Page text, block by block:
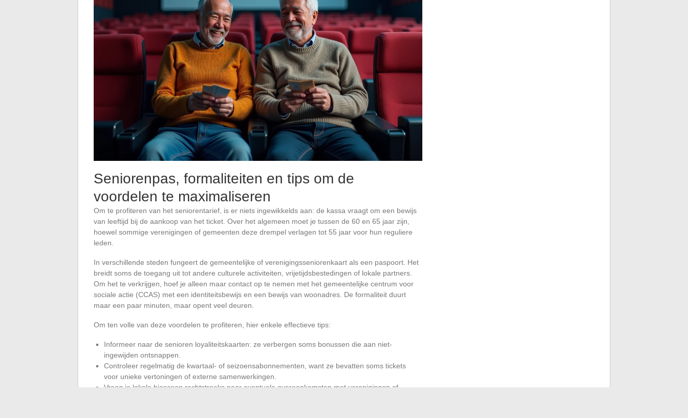
Seniorenpas, formaliteiten en tips om de
voordelen te maximaliseren
Om te profiteren van het seniorentarief, is er niets ingewikkelds aan: de kassa vraagt om een bewijs
van leeftijd bij de aankoop van het ticket. Over het algemeen moet je tussen de 60 en 65 jaar zijn,
hoewel sommige verenigingen of gemeenten deze drempel verlagen tot 55 jaar voor hun reguliere
leden.
In verschillende steden fungeert de gemeentelijke of verenigingsseniorenkaart als een paspoort. Het
breidt soms de toegang uit tot andere culturele activiteiten, vrijetijdsbestedingen of lokale partners.
Om het te verkrijgen, hoef je alleen maar contact op te nemen met het gemeentelijke centrum voor
sociale actie (CCAS) met een identiteitsbewijs en een bewijs van woonadres. De formaliteit duurt
maar een paar minuten, maar opent veel deuren.
Om ten volle van deze voordelen te profiteren, hier enkele effectieve tips:
Informeer naar de senioren loyaliteitskaarten: ze verbergen soms bonussen die aan niet-
ingewijden ontsnappen.
Controleer regelmatig de kwartaal- of seizoensabonnementen, want ze bevatten soms tickets
voor unieke vertoningen of externe samenwerkingen.
Vraag je lokale bioscoop rechtstreeks naar eventuele overeenkomsten met verenigingen of